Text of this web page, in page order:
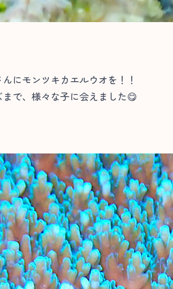
にモンツキカエルウオを！！
で、様々な子に会えました😋